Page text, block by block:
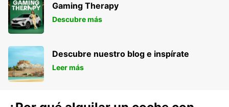
Gaming Therapy
Descubre más
Descubre nuestro blog e inspírate
Leer más